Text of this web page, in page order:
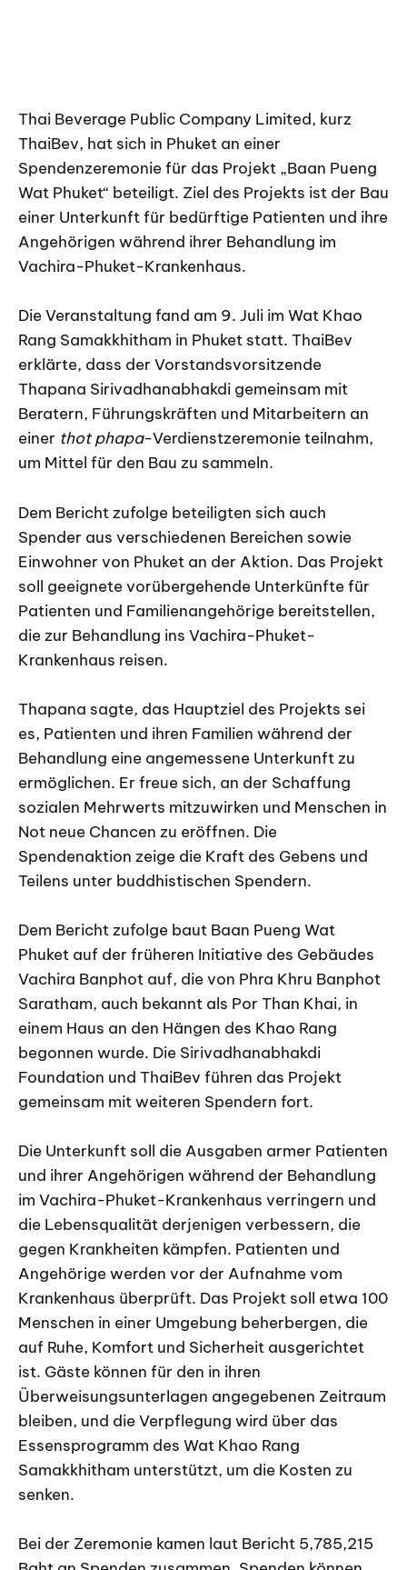
Thai Beverage Public Company Limited, kurz
ThaiBev, hat sich in Phuket an einer
Spendenzeremonie für das Projekt „Baan Pueng
Wat Phuket“ beteiligt. Ziel des Projekts ist der Bau
einer Unterkunft für bedürftige Patienten und ihre
Angehörigen während ihrer Behandlung im
Vachira-Phuket-Krankenhaus.
Die Veranstaltung fand am 9. Juli im Wat Khao
Rang Samakkhitham in Phuket statt. ThaiBev
erklärte, dass der Vorstandsvorsitzende
Thapana Sirivadhanabhakdi gemeinsam mit
Beratern, Führungskräften und Mitarbeitern an
einer thot phapa-Verdienstzeremonie teilnahm,
um Mittel für den Bau zu sammeln.
Dem Bericht zufolge beteiligten sich auch
Spender aus verschiedenen Bereichen sowie
Einwohner von Phuket an der Aktion. Das Projekt
soll geeignete vorübergehende Unterkünfte für
Patienten und Familienangehörige bereitstellen,
die zur Behandlung ins Vachira-Phuket-
Krankenhaus reisen.
Thapana sagte, das Hauptziel des Projekts sei
es, Patienten und ihren Familien während der
Behandlung eine angemessene Unterkunft zu
ermöglichen. Er freue sich, an der Schaffung
sozialen Mehrwerts mitzuwirken und Menschen in
Not neue Chancen zu eröffnen. Die
Spendenaktion zeige die Kraft des Gebens und
Teilens unter buddhistischen Spendern.
Dem Bericht zufolge baut Baan Pueng Wat
Phuket auf der früheren Initiative des Gebäudes
Vachira Banphot auf, die von Phra Khru Banphot
Saratham, auch bekannt als Por Than Khai, in
einem Haus an den Hängen des Khao Rang
begonnen wurde. Die Sirivadhanabhakdi
Foundation und ThaiBev führen das Projekt
gemeinsam mit weiteren Spendern fort.
Die Unterkunft soll die Ausgaben armer Patienten
und ihrer Angehörigen während der Behandlung
im Vachira-Phuket-Krankenhaus verringern und
die Lebensqualität derjenigen verbessern, die
gegen Krankheiten kämpfen. Patienten und
Angehörige werden vor der Aufnahme vom
Krankenhaus überprüft. Das Projekt soll etwa 100
Menschen in einer Umgebung beherbergen, die
auf Ruhe, Komfort und Sicherheit ausgerichtet
ist. Gäste können für den in ihren
Überweisungsunterlagen angegebenen Zeitraum
bleiben, und die Verpflegung wird über das
Essensprogramm des Wat Khao Rang
Samakkhitham unterstützt, um die Kosten zu
senken.
Bei der Zeremonie kamen laut Bericht 5,785,215